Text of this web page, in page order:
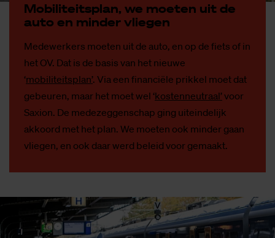
Mo­bi­li­teits­plan, we moe­ten uit de
auto en min­der vlie­gen
Medewerkers moeten uit de auto, en op de fiets of in
het OV. Dat is de basis van het nieuwe
‘mobiliteitsplan’. Via een financiële prikkel moet dat
gebeuren, maar het moet wel ‘kostenneutraal’voor
Saxion. De medezeggenschap ging uiteindelijk
akkoord met het plan. We moeten ook minder gaan
vliegen, en ook daar werd beleid voor gemaakt.